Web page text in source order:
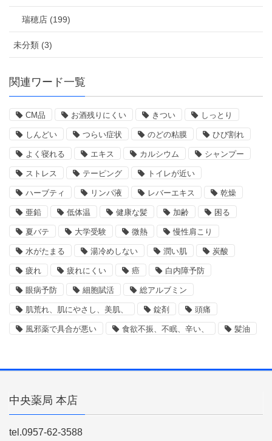
瑞穂店 (199)
未分類 (3)
関連ワード一覧
CM品 お酒残りにくい きつい しっとり
しんどい つらい症状 のどの粘膜 ひび割れ
よく寝れる エキス カルシウム シャンプー
ストレス テーピング トイレが近い
ハーブティ リンパ液 レバーエキス 乾燥
亜鉛 低体温 健康な髪 加齢 困る
夏バテ 大学受験 微熱 慢性肩こり
水がたまる 湯冷めしない 潤い肌 炭酸
疲れ 疲れにくい 癌 白内障予防
眼病予防 細胞賦活 総アルブミン
肌荒れ、肌にやさし、美肌、 錠剤 頭痛
風邪薬で具合が悪い 食欲不振、不眠、辛い、 髪油
中央薬局 本店
tel.0957-62-3588